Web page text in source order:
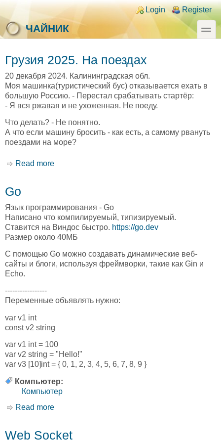
Skip to main content
Skip to search
Login links
Login Register
ЧАЙНИК toggle
Грузия 2025. На поездах
20 декабря 2024. Калининградская обл.
Моя машинка(туристический бус) отказывается ехать в
большую Россию. - Перестал срабатывать стартёр:
- Я вся ржавая и не ухоженная. Не поеду.
Что делать? - Не понятно.
А что если машину бросить - как есть, а самому рвануть
поездами на море?
Read more
Go
Язык программирования - Go
Написано что компилируемый, типизируемый.
Ставится на Виндос быстро. https://go.dev
Размер около 40МБ
С помощью Go можно создавать динамические веб-
сайты и блоги, используя фреймворки, такие как Gin и
Echo.
-----------------
Переменные объявлять нужно:
var v1 int
const v2 string
var v1 int = 100
var v2 string = "Hello!"
var v3 [10]int = { 0, 1, 2, 3, 4, 5, 6, 7, 8, 9 }
Компьютер:
Компьютер
Read more
Web Socket